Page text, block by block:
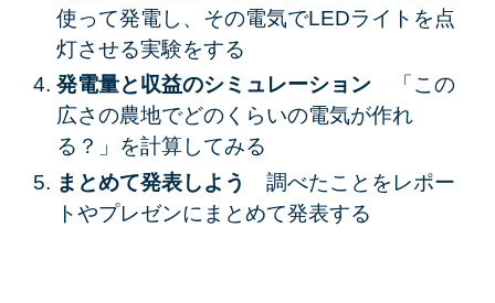
使って発電し、その電気でLEDライトを点
灯させる実験をする
発電量と収益のシミュレーション
「この
広さの農地でどのくらいの電気が作れ
る？」を計算してみる
まとめて発表しよう 調べたことをレポー
トやプレゼンにまとめて発表する